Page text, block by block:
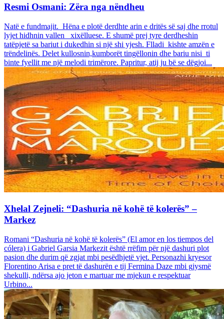
Resmi Osmani: Zëra nga nëndheu
Natë e fundmajit. Hëna e plotë derdhte arin e dritës së saj dhe rrotul
lyjet hidhnin vallen xixëlluese. E shumë prej tyre derdheshin
tatëpjetë sa bariut i dukedhin si një shi yjesh. Flladi kishte amzën e
trëndelinës. Delet kullosnin,kumborët tingëllonin dhe bariu nisi ti
binte fyellit me një melodi trimërore. Papritur, atij ju bë se dëgjoi...
Xhelal Zejneli: “Dashuria në kohë të kolerës” –
Markez
Romani “Dashuria në kohë të kolerës” (El amor en los tiempos del
cólera) i Gabriel Garsia Markezit është rrëfim për një dashuri plot
pasion dhe durim që zgjat mbi pesëdhjetë vjet. Personazhi kryesor
Florentino Arisa e pret të dashurën e tij Fermina Daze mbi gjysmë
shekulli, ndërsa ajo jeton e martuar me mjekun e respektuar
Urbino...